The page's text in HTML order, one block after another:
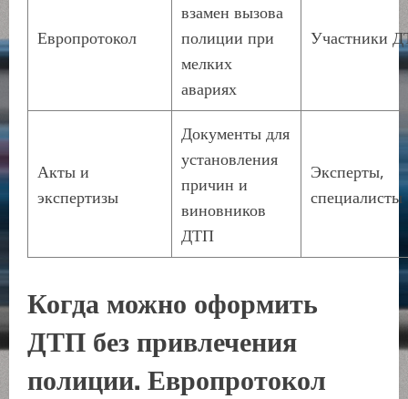
Европротокол
взамен вызова
полиции при
мелких
авариях
Участники
Акты и
экспертизы
Документы для
установления
причин и
виновников
ДТП
Эксперты,
специалисты
Когда можно оформить
ДТП без привлечения
полиции. Европротокол